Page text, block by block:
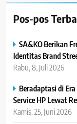
Pos-pos
SA&KO Berikan
Identitas Brand
Rabu, 8, Juli 2026
Beradaptasi di
Service HP Lewat
Kamis, 25, Juni 2026